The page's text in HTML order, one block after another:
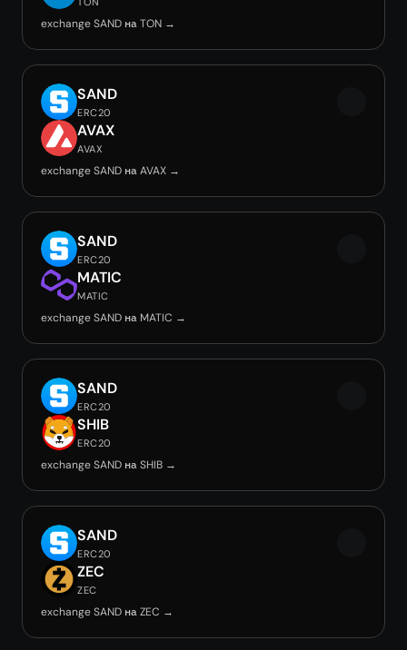
exchange SAND на TON →
SAND
ERC20
AVAX
AVAX
exchange SAND на AVAX →
SAND
ERC20
MATIC
MATIC
exchange SAND на MATIC →
SAND
ERC20
SHIB
ERC20
exchange SAND на SHIB →
SAND
ERC20
ZEC
ZEC
exchange SAND на ZEC →